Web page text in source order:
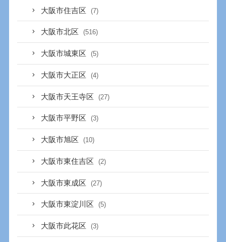
大阪市住吉区 (7)
大阪市北区 (516)
大阪市城東区 (5)
大阪市大正区 (4)
大阪市天王寺区 (27)
大阪市平野区 (3)
大阪市旭区 (10)
大阪市東住吉区 (2)
大阪市東成区 (27)
大阪市東淀川区 (5)
大阪市此花区 (3)